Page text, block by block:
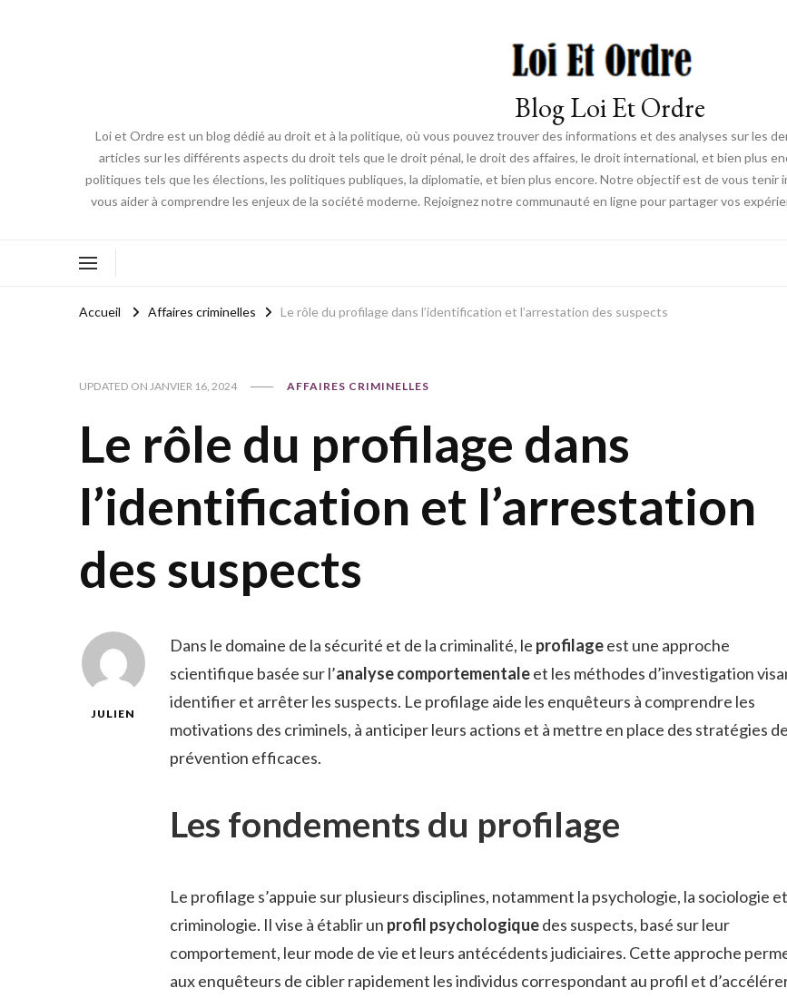
Blog Loi Et Ordre
Loi et Ordre est un blog dédié au droit et à la politique, où vous pouvez trouver des informations et des analyses sur les
articles sur les différents aspects du droit tels que le droit pénal, le droit des affaires, le droit international, et bien plus
politiques tels que les élections, les politiques publiques, la diplomatie, et bien plus encore. Notre objectif est de vous
vous aider à comprendre les enjeux de la société moderne. Rejoignez notre communauté en ligne pour partager vos
Accueil Affaires criminelles Le rôle du profilage dans l’identification et l’arrestation des suspects
UPDATED ON JANVIER 16, 2024 AFFAIRES CRIMINELLES
Le rôle du profilage dans
l’identification et l’arrestation
des suspects
JULIEN
Dans le domaine de la sécurité et de la criminalité, le profilageest une approche
scientifique basée sur l’analyse comportementaleet les méthodes d’investigation
identifier et arrêter les suspects. Le profilage aide les enquêteurs à comprendre les
motivations des criminels, à anticiper leurs actions et à mettre en place des stratégies de
prévention efficaces.
Les fondements du profilage
Le profilage s’appuie sur plusieurs disciplines, notamment la psychologie, la sociologie
criminologie. Il vise à établir un profil psychologiquedes suspects, basé sur leur
comportement, leur mode de vie et leurs antécédents judiciaires. Cette approche
aux enquêteurs de cibler rapidement les individus correspondant au profil et